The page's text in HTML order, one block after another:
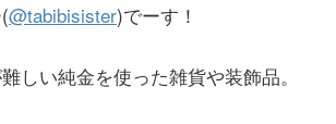
@tabibisister)でーす！
しい純金を使った雑貨や装飾品。